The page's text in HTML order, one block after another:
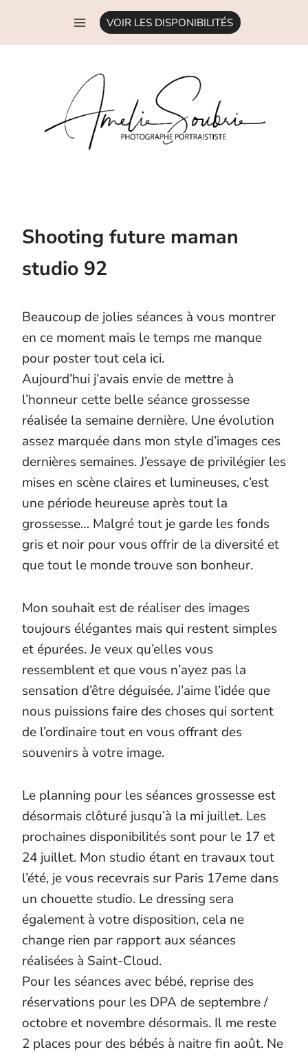
contenu
VOIR LES DISPONIBILITÉS
Shooting future maman
studio 92
Beaucoup de jolies séances à vous montrer
en ce moment mais le temps me manque
pour poster tout cela ici.
Aujourd’hui j’avais envie de mettre à
l’honneur cette belle séance grossesse
réalisée la semaine dernière. Une évolution
assez marquée dans mon style d’images ces
dernières semaines. J’essaye de privilégier les
mises en scène claires et lumineuses, c’est
une période heureuse après tout la
grossesse… Malgré tout je garde les fonds
gris et noir pour vous offrir de la diversité et
que tout le monde trouve son bonheur.
Mon souhait est de réaliser des images
toujours élégantes mais qui restent simples
et épurées. Je veux qu’elles vous
ressemblent et que vous n’ayez pas la
sensation d’être déguisée. J’aime l’idée que
nous puissions faire des choses qui sortent
de l’ordinaire tout en vous offrant des
souvenirs à votre image.
Le planning pour les séances grossesse est
désormais clôturé jusqu’à la mi juillet. Les
prochaines disponibilités sont pour le 17 et
24 juillet. Mon studio étant en travaux tout
l’été, je vous recevrais sur Paris 17eme dans
un chouette studio. Le dressing sera
également à votre disposition, cela ne
change rien par rapport aux séances
réalisées à Saint-Cloud.
Pour les séances avec bébé, reprise des
réservations pour les DPA de septembre /
octobre et novembre désormais. Il me reste
2 places pour des bébés à naitre fin août. Ne